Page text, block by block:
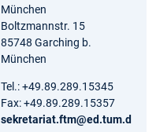
München
Boltzmannstr. 15
85748 Garching b.
München
Tel.: +49.89.289.15345
Fax: +49.89.289.15357
sekretariat.ftm@ed.tum.d